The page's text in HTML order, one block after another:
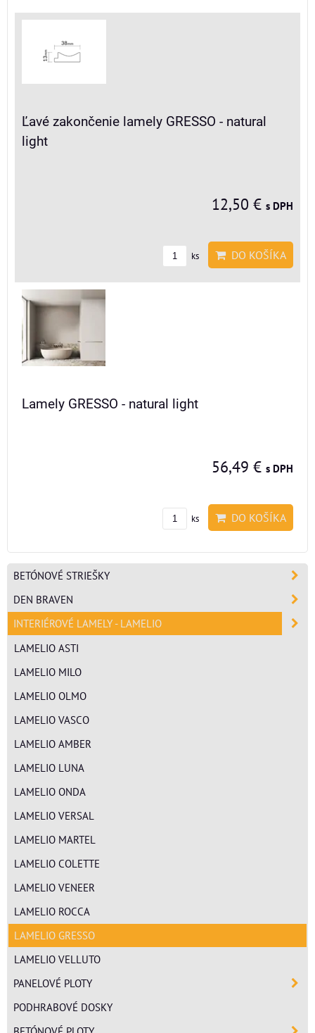
Ľavé zakončenie lamely GRESSO - natural
light
12,50 € s DPH
ks DO KOŠÍKA
Lamely GRESSO - natural light
56,49 € s DPH
ks DO KOŠÍKA
BETÓNOVÉ STRIEŠKY
DEN BRAVEN
INTERIÉROVÉ LAMELY - LAMELIO
LAMELIO ASTI
LAMELIO MILO
LAMELIO OLMO
LAMELIO VASCO
LAMELIO AMBER
LAMELIO LUNA
LAMELIO ONDA
LAMELIO VERSAL
LAMELIO MARTEL
LAMELIO COLETTE
LAMELIO VENEER
LAMELIO ROCCA
LAMELIO GRESSO
LAMELIO VELLUTO
PANELOVÉ PLOTY
PODHRABOVÉ DOSKY